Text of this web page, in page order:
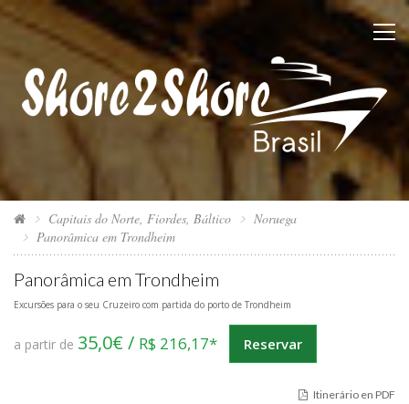
Capitais do Norte, Fiordes, Báltico
Noruega
Panorâmica em Trondheim
Panorâmica em Trondheim
Excursões para o seu Cruzeiro com partida do porto de Trondheim
a partir de 35,0€ / R$ 216,17* Reservar
Itinerário en PDF